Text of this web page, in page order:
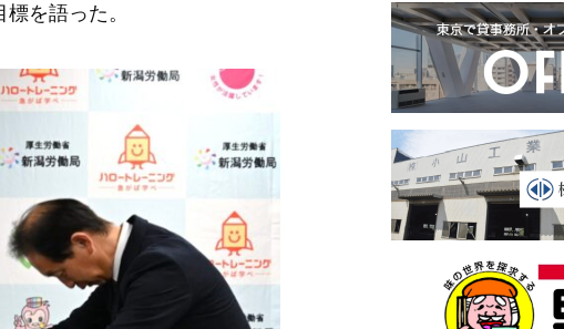
を語った。